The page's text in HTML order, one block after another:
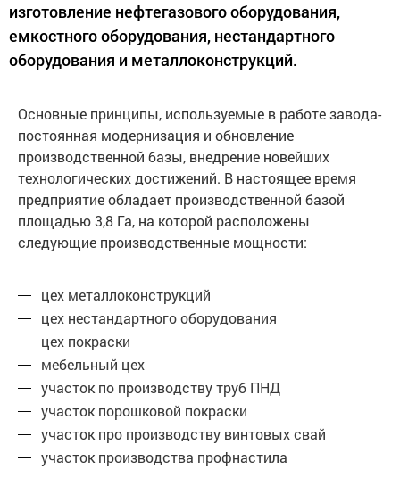
изготовление нефтегазового оборудования,
емкостного оборудования, нестандартного
оборудования и металлоконструкций.
Основные принципы, используемые в работе завода-
постоянная модернизация и обновление
производственной базы, внедрение новейших
технологических достижений. В настоящее время
предприятие обладает производственной базой
площадью 3,8 Га, на которой расположены
следующие производственные мощности:
цех металлоконструкций
цех нестандартного оборудования
цех покраски
мебельный цех
участок по производству труб ПНД
участок порошковой покраски
участок про производству винтовых свай
участок производства профнастила